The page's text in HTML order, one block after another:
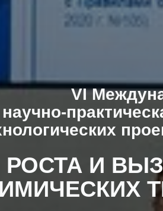
VI
научно-
И